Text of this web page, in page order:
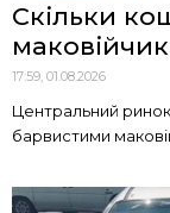
Скільки
17:59, 01.08.2026
Центральний
барвистими